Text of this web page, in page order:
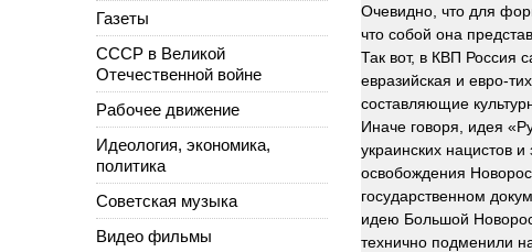
Очевидно, что для
что собой она
Так вот, в КВП Россия
евразийская и евро-
составляющие
Иначе говоря, идея
украинских нацистов
освобождения
государственном
идею Большой
технично подменили
Газеты
СССР в Великой
Отечественной войне
Рабочее движение
Идеология, экономика,
политика
Советская музыка
Видео фильмы